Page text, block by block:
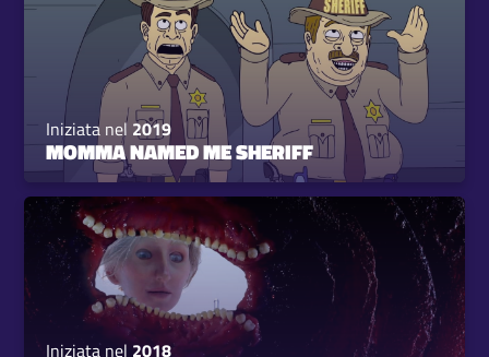
Iniziata nel 2019
MOMMA NAMED ME SHERIFF
Iniziata nel 2018